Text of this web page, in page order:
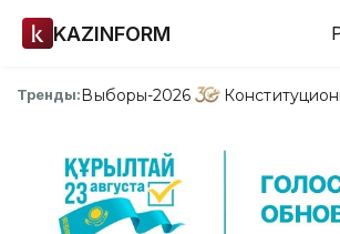
KAZINFORM
Тренды:Выборы-2026